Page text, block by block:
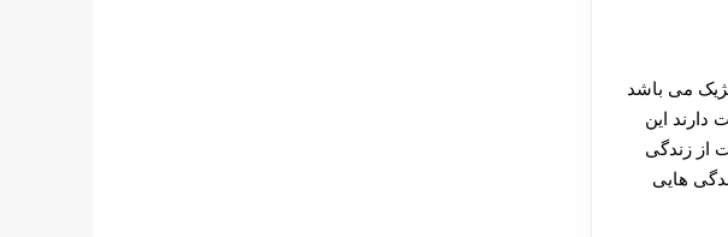
بلژیک می باشد
دارند این
از زندگی
هایی